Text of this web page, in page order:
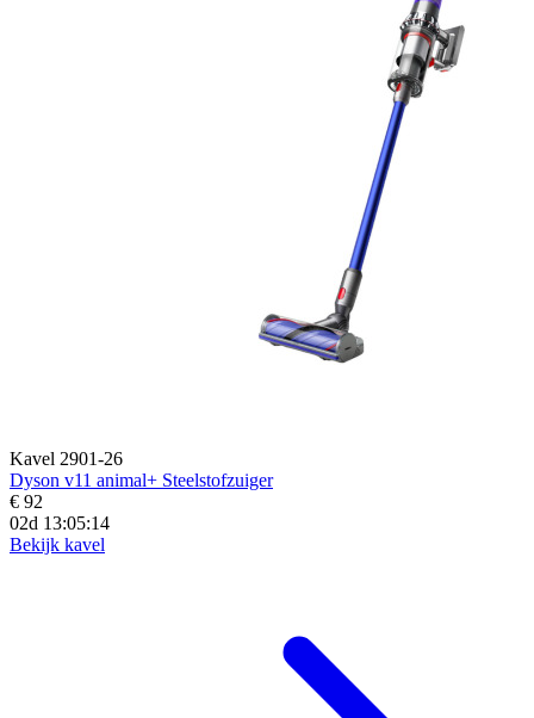
Kavel 2901-26
Dyson v11 animal+ Steelstofzuiger
€ 92
02d 13:05:13
Bekijk kavel